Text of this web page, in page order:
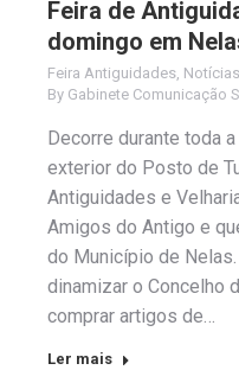
Feira de
domingo em
Feira Antiguidades, Notícias
By Gabinete Comunicação
Decorre durante toda
exterior do Posto de
Antiguidades e
Amigos do Antigo e
do Município de
dinamizar o Concelho
comprar artigos de…
Ler mais